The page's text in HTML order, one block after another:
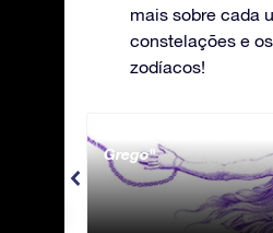
mais sobre cada
constelações e
zodíacos!
Andromeda - A
Grego